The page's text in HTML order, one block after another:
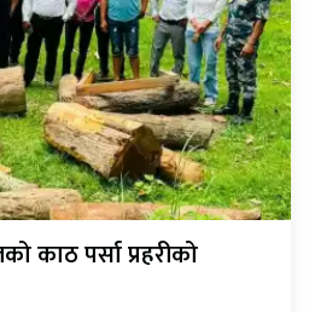
काठ पर्सा प्रहरीको